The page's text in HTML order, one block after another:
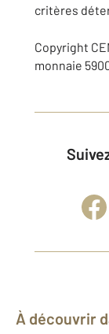
critères
Copyright
monnaie
Suivez l’actualité immobilière et
À découvrir